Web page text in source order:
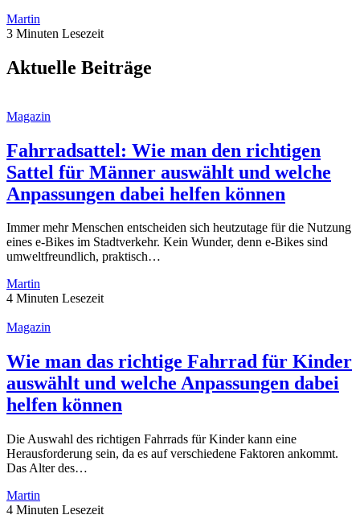
Martin
3 Minuten Lesezeit
Aktuelle Beiträge
Magazin
Fahrradsattel: Wie man den richtigen
Sattel für Männer auswählt und welche
Anpassungen dabei helfen können
Immer mehr Menschen entscheiden sich heutzutage für die Nutzung
eines e-Bikes im Stadtverkehr. Kein Wunder, denn e-Bikes sind
umweltfreundlich, praktisch…
Martin
4 Minuten Lesezeit
Magazin
Wie man das richtige Fahrrad für Kinder
auswählt und welche Anpassungen dabei
helfen können
Die Auswahl des richtigen Fahrrads für Kinder kann eine
Herausforderung sein, da es auf verschiedene Faktoren ankommt.
Das Alter des…
Martin
4 Minuten Lesezeit